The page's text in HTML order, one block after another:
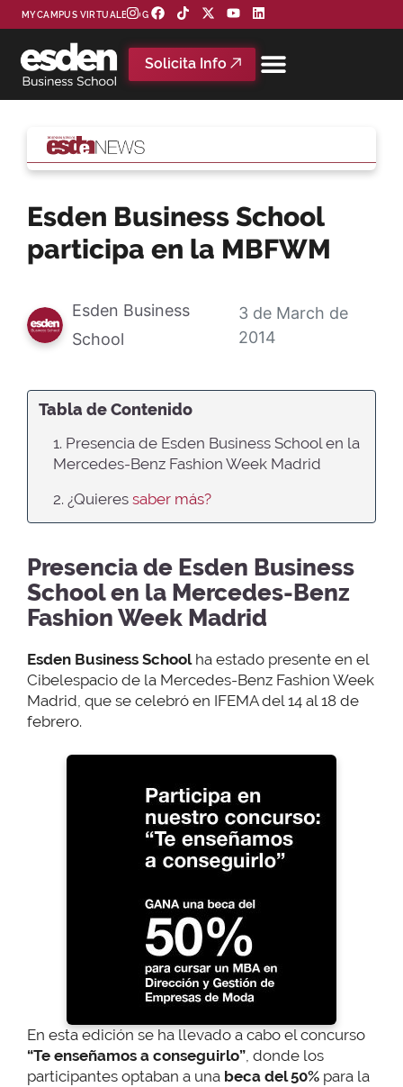
MYCAMPUS VIRTUAL BLOG
Solicita Info
Esden Business School
participa en la MBFWM
Esden Business
School
3 de March de
2014
Tabla de Contenido
1. Presencia de Esden Business School en la
Mercedes-Benz Fashion Week Madrid
2. ¿Quieres saber más?
Presencia de Esden Business
School en la Mercedes-Benz
Fashion Week Madrid
Esden Business Schoolha estado presente en el
Cibelespacio de la Mercedes-Benz Fashion Week
Madrid, que se celebró en IFEMA del 14 al 18 de
febrero.
En esta edición se ha llevado a cabo el concurso
“Te enseñamos a conseguirlo”, donde los
participantes optaban a una beca del 50% para la